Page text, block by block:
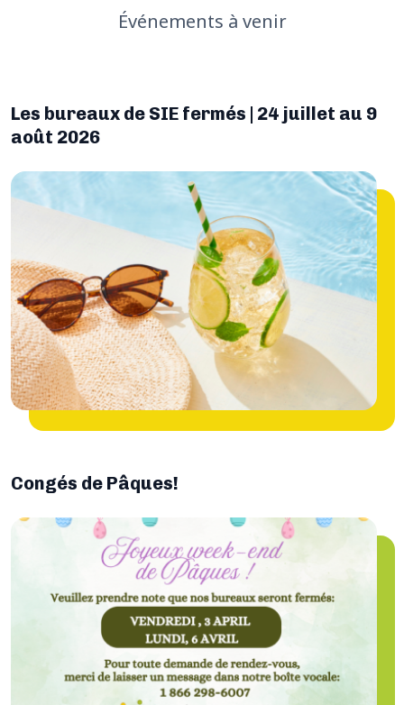
Événements à venir
Les bureaux de SIE fermés | 24 juillet au 9
août 2026
Congés de Pâques!